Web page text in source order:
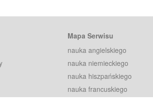
Mapa Serwisu
nauka angielskiego
nauka niemieckiego
nauka hiszpańskiego
nauka francuskiego